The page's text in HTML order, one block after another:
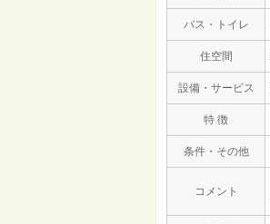
バス・トイレ
住空間
設備・サービス
特 徴
条件・その他
コメント